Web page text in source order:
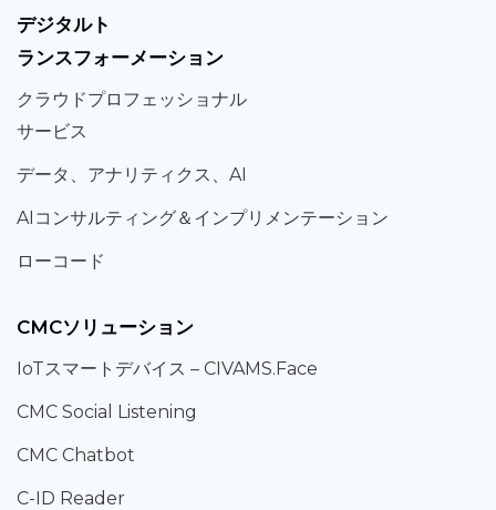
デジタルト
ランスフォーメーション
クラウドプロフェッショナル
サービス
データ、 アナリティクス、 AI
AIコンサルティング＆ インプリメンテーション
ローコード
CMCソリューション
IoTスマートデバイス – CIVAMS.Face
CMC Social Listening
CMC Chatbot
C-ID Reader